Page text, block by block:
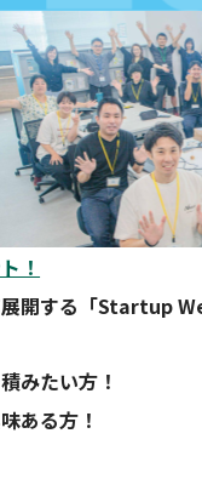
！
開する「Startup
みたい方！
ある方！